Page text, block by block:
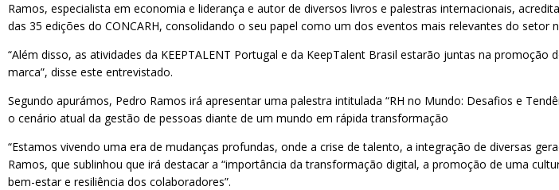
Ramos, especialista em economia e liderança e autor de diversos livros e palestras internacionais,
das 35 edições do CONCARH, consolidando o seu papel como um dos eventos mais relevantes do setor
“Além disso, as atividades da KEEPTALENT Portugal e da KeepTalent Brasil estarão juntas na
marca”, disse este entrevistado.
Segundo apurámos, Pedro Ramos irá apresentar uma palestra intitulada “RH no Mundo: Desafios e
o cenário atual da gestão de pessoas diante de um mundo em rápida transformação
“Estamos vivendo uma era de mudanças profundas, onde a crise de talento, a integração de diversas
Ramos, que sublinhou que irá destacar a “importância da transformação digital, a promoção de uma
bem-estar e resiliência dos colaboradores”.